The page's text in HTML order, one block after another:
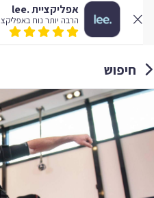
אפליקציית .lee
הרבה יותר נוח באפליקציה
חיפוש